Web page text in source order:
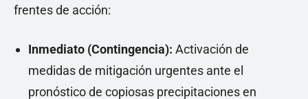
frentes de acción:
Inmediato (Contingencia): Activación de
medidas de mitigación urgentes ante el
pronóstico de copiosas precipitaciones en